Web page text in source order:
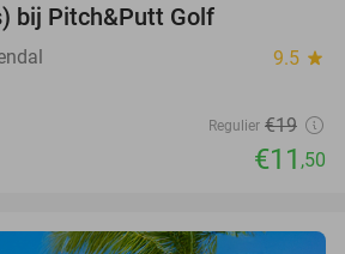
bij Pitch&Putt Golf
9.5 star
Regulier €19
€11 ,50